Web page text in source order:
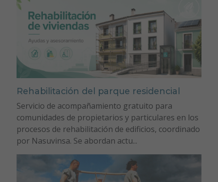
Rehabilitación del parque residencial
Servicio de acompañamiento gratuito para
comunidades de propietarios y particulares en los
procesos de rehabilitación de edificios, coordinado
por Nasuvinsa. Se abordan actu...